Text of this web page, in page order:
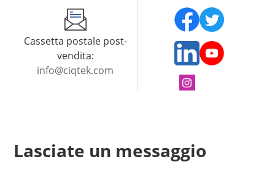
Cassetta postale post-
vendita:
info@ciqtek.com
Lasciate un messaggio